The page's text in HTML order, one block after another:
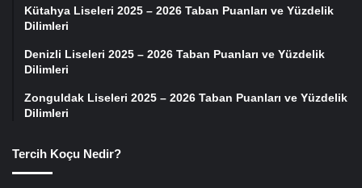
Kütahya Liseleri 2025 – 2026 Taban Puanları ve Yüzdelik
Dilimleri
Denizli Liseleri 2025 – 2026 Taban Puanları ve Yüzdelik
Dilimleri
Zonguldak Liseleri 2025 – 2026 Taban Puanları ve Yüzdelik
Dilimleri
Tercih Koçu Nedir?